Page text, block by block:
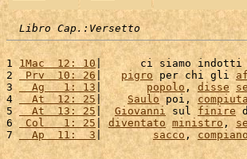
Libro Cap.:Versetto
1 1Mac  12: 10|      ci siamo indotti
2
Prv  10: 26 | pigro per chi gli
3
  Ag   1: 13
| popolo , disse
4
  At  12: 25
| Saulo poi,
5
  At  13: 25
| Giovanni sul finire
6 Col   1: 25 | diventato ministro ,
7
  Ap  11:  3
| sacco ,